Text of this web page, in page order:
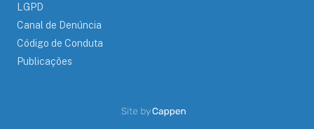
LGPD
Canal de Denúncia
Código de Conduta
Publicações